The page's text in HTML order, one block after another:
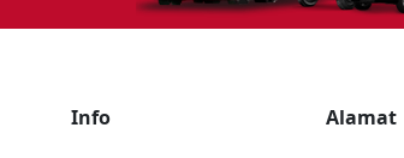
Info Alamat